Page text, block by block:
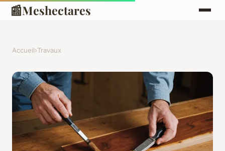
📰Meshectares
Accueil›Travaux